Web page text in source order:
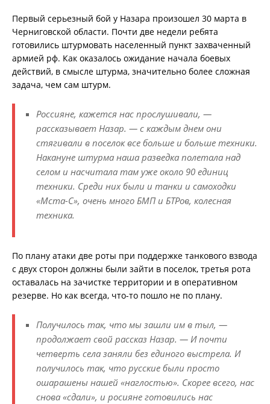
Первый серьезный бой у Назара произошел 30 марта в
Черниговской области. Почти две недели ребята
готовились штурмовать населенный пункт захваченный
армией рф. Как оказалось ожидание начала боевых
действий, в смысле штурма, значительно более сложная
задача, чем сам штурм.
Россияне, кажется нас прослушивали, —
рассказывает Назар. — с каждым днем они
стягивали в поселок все больше и больше техники.
Накануне штурма наша разведка полетала над
селом и насчитала там уже около 90 единиц
техники. Среди них были и танки и самоходки
«Мста-С», очень много БМП и БТРов, колесная
техника.
По плану атаки две роты при поддержке танкового взвода
с двух сторон должны были зайти в поселок, третья рота
оставалась на зачистке территории и в оперативном
резерве. Но как всегда, что-то пошло не по плану.
Получилось так, что мы зашли им в тыл, —
продолжает свой рассказ Назар. — И почти
четверть села заняли без единого выстрела. И
получилось так, что русские были просто
ошарашены нашей «наглостью». Скорее всего, нас
снова «сдали», и росияне готовились нас